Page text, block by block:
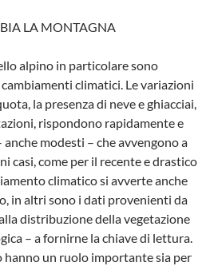
LA MONTAGNA
alpino in particolare sono
climatici. Le variazioni
la presenza di neve e ghiacciai,
rispondono rapidamente e
modesti – che avvengono a
casi, come per il recente e drastico
climatico si avverte anche
in altri sono i dati provenienti da
distribuzione della vegetazione
– a fornirne la chiave di lettura.
hanno un ruolo importante sia per